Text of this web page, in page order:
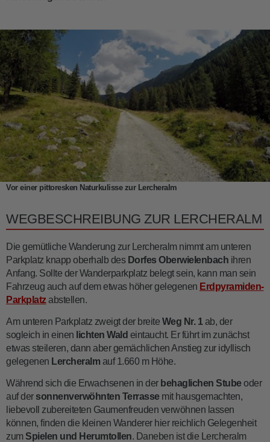
Vor einer pittoresken Naturkulisse zur Lercheralm
WEGBESCHREIBUNG ZUR LERCHERALM
Die gemütliche Wanderung zur Lercheralm nimmt am unteren
Parkplatz knapp oberhalb des Dorfes Oberwielenbach ihren
Anfang. Sollte der Wanderparkplatz belegt sein, kann man sein
Fahrzeug auch auf dem etwas höher gelegenen Erdpyramiden-
Parkplatz abstellen.
Am unteren Parkplatz zweigt der breite Weg Nr. 1ab, der
sogleich in einen lichten Wald eintaucht. Er führt im zunächst
etwas steileren, dann aber gemächlichen Anstieg zur idyllisch
gelegenen Lercheralm auf 1.660 m Höhe.
Während sich die Erwachsenen in der behaglichen Stubeoder
auf der sonnenverwöhnten Terrassemit hausgemachten,
liebevoll zubereiteten Gaumenfreuden verwöhnen lassen
können, finden die kleinen Wanderer hier reichlich Gelegenheit
zumSpielen und Herumtollen. Daneben ist die Lercheralm